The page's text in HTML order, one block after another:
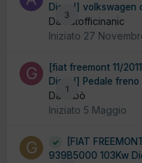
3
Diesel] volkswagen
Da autofficinanic
Iniziato 27
1
[fiat freemont 11/
Diesel] Pedale
Da Gibò
Iniziato 5 Maggio
[FIAT
939B5000 103Kw